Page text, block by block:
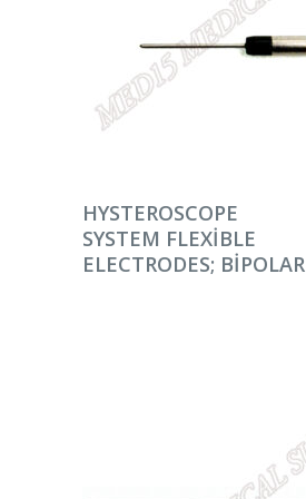
DEVAMINI OKU
HYSTEROSCOPE
SYSTEM FLEXIBLE
ELECTRODES; BIPOLAR